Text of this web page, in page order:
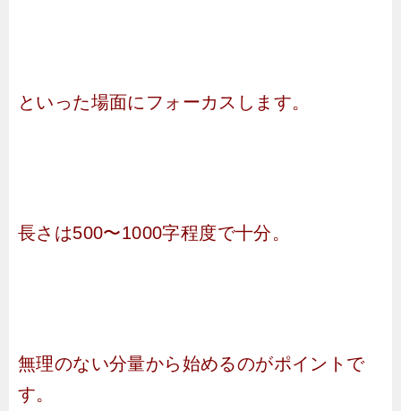
といった場面にフォーカスします。
長さは500〜1000字程度で十分。
無理のない分量から始めるのがポイントで
す。